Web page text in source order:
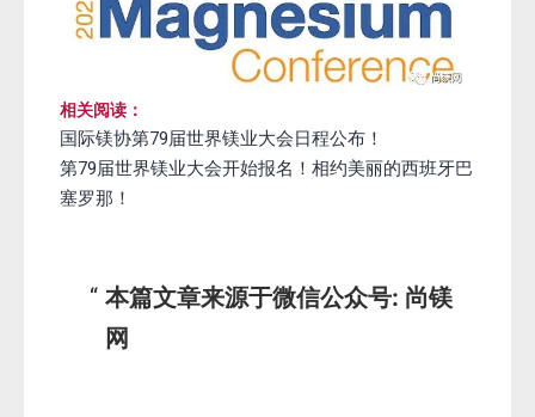
相关阅读：
国际镁协第79届世界镁业大会日程公布！
第79届世界镁业大会开始报名！相约美丽的西班牙巴
塞罗那！
本篇文章来源于微信公众号: 尚镁
网